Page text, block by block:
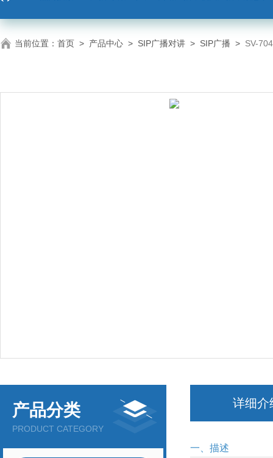
当前位置： 首页 > 产品中心 > SIP广播对讲 > SIP广播 > SV-
产品分类
PRODUCT CATEGORY
详细介
一、描述